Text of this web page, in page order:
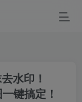
水印！
键搞定！